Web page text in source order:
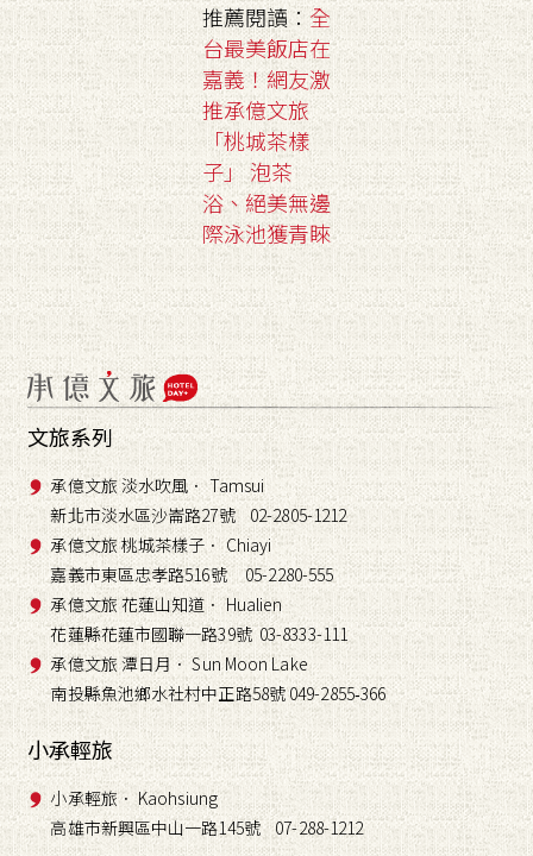
推薦閱讀：全
台最美飯店在
嘉義！網友激
推承億文旅
「桃城茶樣
子」 泡茶
浴、絕美無邊
際泳池獲青睞
文旅系列
承億文旅 淡水吹風． Tamsui
新北市淡水區沙崙路27號 02-2805-1212
承億文旅 桃城茶樣子． Chiayi
嘉義市東區忠孝路516號 05-2280-555
承億文旅 花蓮山知道． Hualien
花蓮縣花蓮市國聯一路39號 03-8333-111
承億文旅 潭日月． Sun Moon Lake
南投縣魚池鄉水社村中正路58號 049-2855-366
小承輕旅
小承輕旅． Kaohsiung
高雄市新興區中山一路145號 07-288-1212